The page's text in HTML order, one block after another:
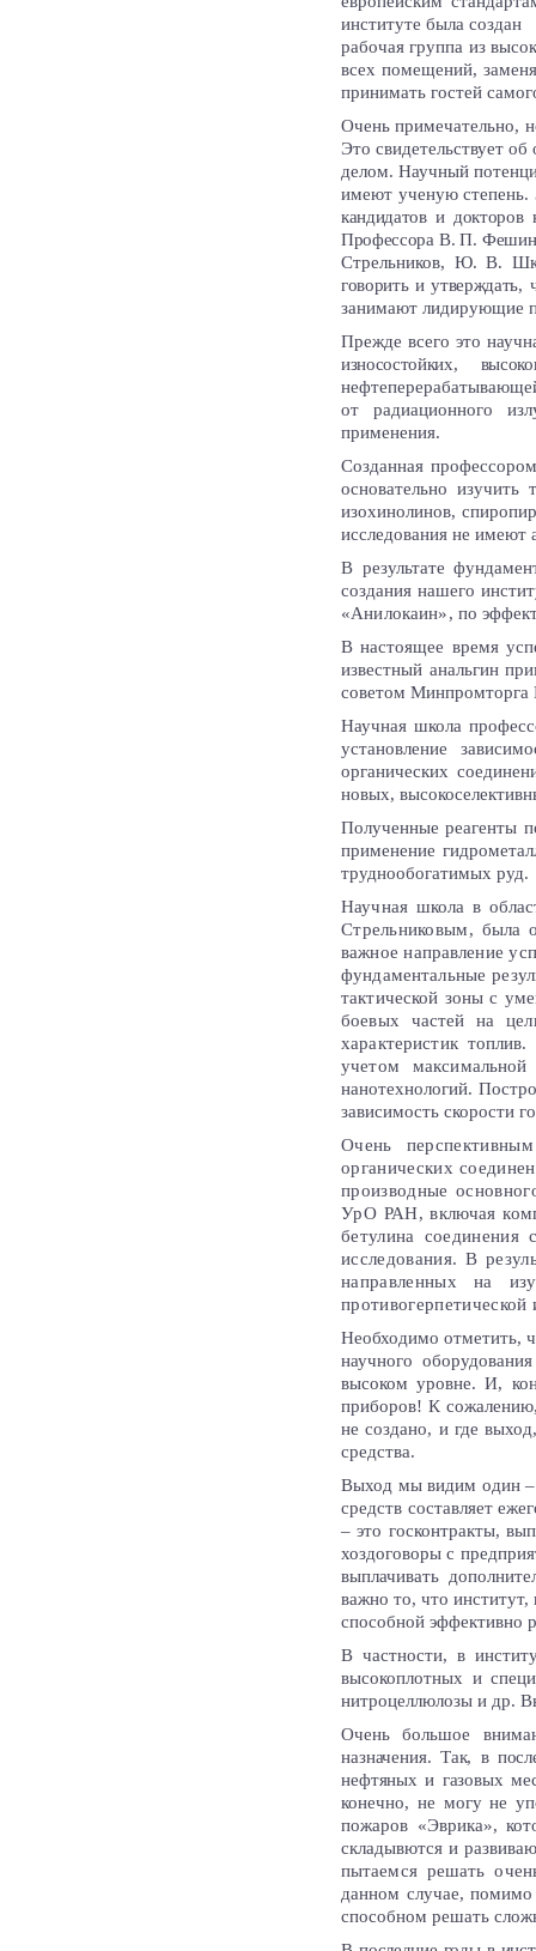
институте была создан
рабочая группа из
всех помещений,
принимать гостей
Очень примечательно,
Это свидетельствует
делом. Научный
имеют ученую
кандидатов и докторов
Профессора В. П. Фешин,
Стрельников, Ю. В.
говорить и утверждать,
занимают лидирующие
Прежде всего это
износостойких,
от радиационного
применения.
Созданная
основательно
изохинолинов,
исследования не имеют
В результате
создания нашего
«Анилокаин», по
В настоящее время
известный анальгин
советом Минпромторга
Научная школа
установление
органических
новых,
Полученные реагенты
применение
труднообогатимых руд.
Научная школа в
Стрельниковым, была
важное направление
фундаментальные
тактической зоны с
боевых частей на
характеристик
учетом
нанотехнологий.
зависимость скорости
Очень
органических
производные
УрО РАН, включая
бетулина соединения
исследования. В
направленных на
Необходимо отметить,
научного
высоком уровне. И,
приборов! К
не создано, и где
средства.
Выход мы видим один –
средств составляет
– это госконтракты,
хоздоговоры с
выплачивать
важно то, что
способной эффективно
В частности, в
высокоплотных и
нитроцеллюлозы и др.
Очень большое
назначения. Так, в
нефтяных и газовых
конечно, не могу не
пожаров «Эврика»,
складывются и
пытаемся решать
данном случае,
способном решать